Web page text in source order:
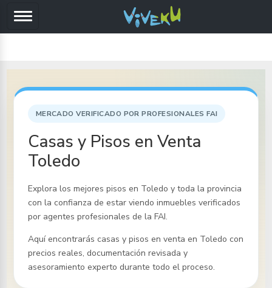
MERCADO VERIFICADO POR PROFESIONALES FAI
Casas y Pisos en Venta
Toledo
Explora los mejores pisos en Toledo y toda la provincia
con la confianza de estar viendo inmuebles verificados
por agentes profesionales de la FAI.
Aquí encontrarás casas y pisos en venta en Toledo con
precios reales, documentación revisada y
asesoramiento experto durante todo el proceso.